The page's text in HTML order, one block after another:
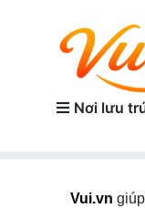
Nơi lưu
Vui.vn